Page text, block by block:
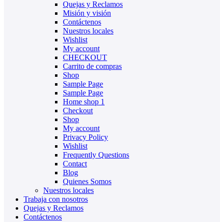
Quejas y Reclamos
Misión y visión
Contáctenos
Nuestros locales
Wishlist
My account
CHECKOUT
Carrito de compras
Shop
Sample Page
Sample Page
Home shop 1
Checkout
Shop
My account
Privacy Policy
Wishlist
Frequently Questions
Contact
Blog
Quienes Somos
Nuestros locales
Trabaja con nosotros
Quejas y Reclamos
Contáctenos